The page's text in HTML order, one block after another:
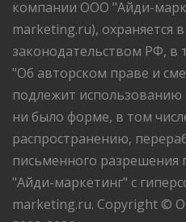
компании ООО "Айди-
marketing.ru), охраняется
законодательством РФ, в
"Об авторском праве и
подлежит
ни было форме, в том
распространению,
письменного разрешения
"Айди-маркетинг" с
marketing.ru. Copyright ©